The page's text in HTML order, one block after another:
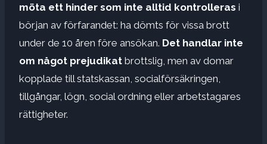
möta ett hinder som inte alltid kontrolleras i
början av förfarandet: ha dömts för vissa brott
under de 10 åren före ansökan. Det handlar inte
om något prejudikat brottslig, men av domar
kopplade till statskassan, socialförsäkringen,
tillgångar, lögn, social ordning eller arbetstagares
rättigheter.